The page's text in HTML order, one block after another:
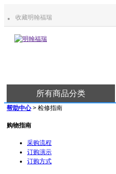
收藏明翰福瑞
所有商品分类
帮助中心 > 检修指南
购物指南
采购流程
订购演示
订购方式